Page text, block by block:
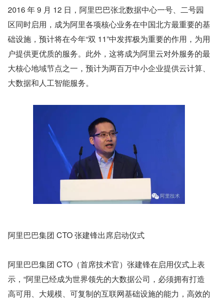
2016 年 9 月 12 日，阿里巴巴张北数据中心一号、二号园
区同时启用，成为阿里各项核心业务在中国北方最重要的基
础设施，预计将在今年“双 11”中发挥极为重要的作用，为用
户提供更优质的服务。此外，这将成为阿里云对外服务的最
大核心地域节点之一，预计为两百万中小企业提供云计算、
大数据和人工智能服务。
阿里巴巴集团 CTO 张建锋出席启动仪式
阿里巴巴集团 CTO（首席技术官）张建锋在启用仪式上表
示，“阿里已经成为世界领先的大数据公司，必须拥有打造
高可用、大规模、可复制的互联网基础设施的能力，高效的